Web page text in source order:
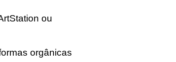
ou
orgânicas